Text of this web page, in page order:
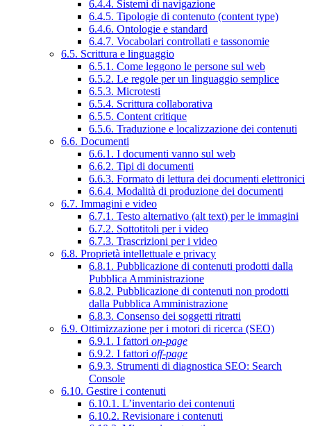
6.4.4. Sistemi di navigazione
6.4.5. Tipologie di contenuto (content type)
6.4.6. Ontologie e standard
6.4.7. Vocabolari controllati e tassonomie
6.5. Scrittura e linguaggio
6.5.1. Come leggono le persone sul web
6.5.2. Le regole per un linguaggio semplice
6.5.3. Microtesti
6.5.4. Scrittura collaborativa
6.5.5. Content critique
6.5.6. Traduzione e localizzazione dei contenuti
6.6. Documenti
6.6.1. I documenti vanno sul web
6.6.2. Tipi di documenti
6.6.3. Formato di lettura dei documenti elettronici
6.6.4. Modalità di produzione dei documenti
6.7. Immagini e video
6.7.1. Testo alternativo (alt text) per le immagini
6.7.2. Sottotitoli per i video
6.7.3. Trascrizioni per i video
6.8. Proprietà intellettuale e privacy
6.8.1. Pubblicazione di contenuti prodotti dalla
Pubblica Amministrazione
6.8.2. Pubblicazione di contenuti non prodotti
dalla Pubblica Amministrazione
6.8.3. Consenso dei soggetti ritratti
6.9. Ottimizzazione per i motori di ricerca (SEO)
6.9.1. I fattori on-page
6.9.2. I fattori off-page
6.9.3. Strumenti di diagnostica SEO: Search
Console
6.10. Gestire i contenuti
6.10.1. L’inventario dei contenuti
6.10.2. Revisionare i contenuti